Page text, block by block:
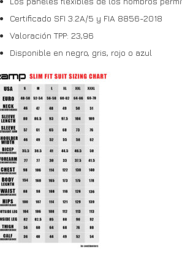
Certificado SFI 3.2A/5 y FIA 8856-2018
Valoración TPP: 23,96
Disponible en negro, gris, rojo o azul